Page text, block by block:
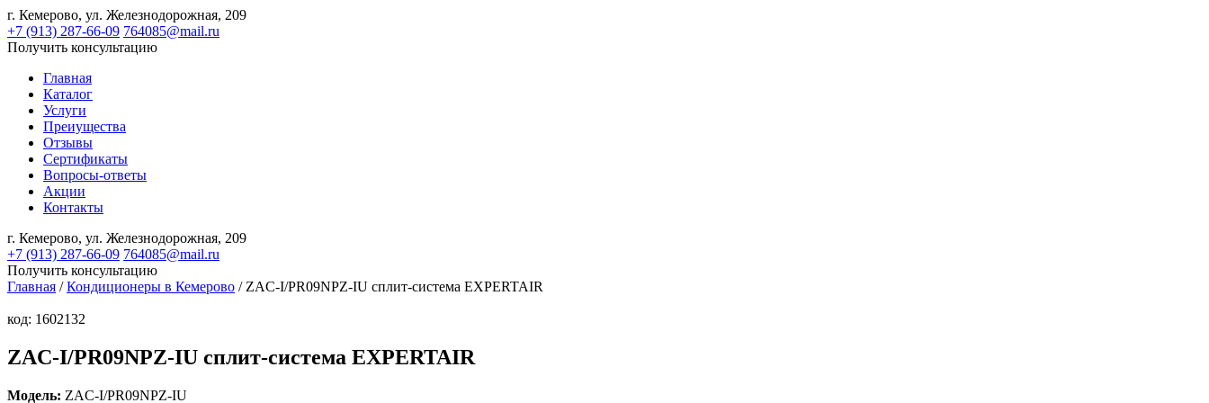
г. Кемерово, ул. Железнодорожная, 209
+7 (913) 287-66-09 764085@mail.ru
Получить консультацию
Главная
Каталог
Услуги
Преиущества
Отзывы
Сертификаты
Вопросы-ответы
Акции
Контакты
г. Кемерово, ул. Железнодорожная, 209
+7 (913) 287-66-09 764085@mail.ru
Получить консультацию
Главная /Кондиционеры в Кемерово / ZAC-I/PR09NPZ-IU сплит-система EXPERTAIR
код: 1602132
ZAC-I/PR09NPZ-IU сплит-система EXPERTAIR
Модель: ZAC-I/PR09NPZ-IU